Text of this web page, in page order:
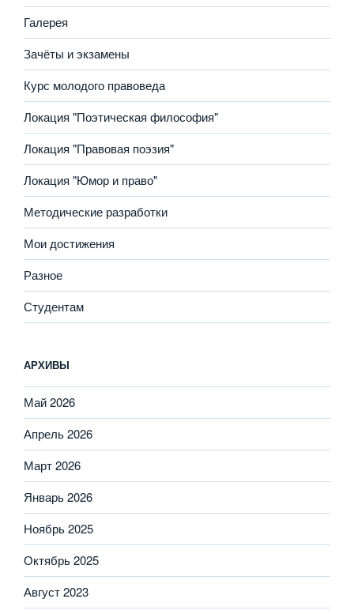
Галерея
Зачёты и экзамены
Курс молодого правоведа
Локация "Поэтическая философия"
Локация "Правовая поэзия"
Локация "Юмор и право"
Методические разработки
Мои достижения
Разное
Студентам
АРХИВЫ
Май 2026
Апрель 2026
Март 2026
Январь 2026
Ноябрь 2025
Октябрь 2025
Август 2023